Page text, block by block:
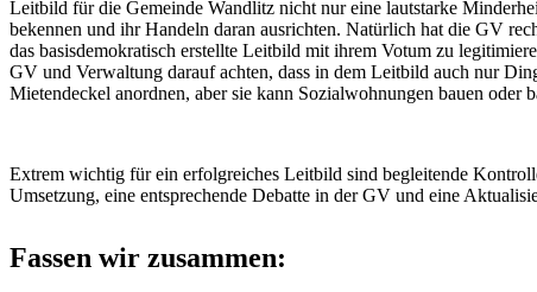
Leitbild für die Gemeinde Wandlitz nicht nur eine lautstarke
bekennen und ihr Handeln daran ausrichten. Natürlich hat die GV
das basisdemokratisch erstellte Leitbild mit ihrem Votum zu
GV und Verwaltung darauf achten, dass in dem Leitbild auch nur
Mietendeckel anordnen, aber sie kann Sozialwohnungen bauen oder
Extrem wichtig für ein erfolgreiches Leitbild sind begleitende
Umsetzung, eine entsprechende Debatte in der GV und eine
Fassen wir zusammen: